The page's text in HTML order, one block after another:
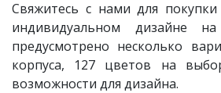
Свяжитесь с нами для
индивидуальном дизайне
предусмотрено несколько
корпуса, 127 цветов на
возможности для дизайна.